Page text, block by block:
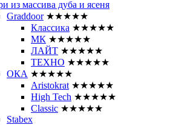
из массива дуба и ясеня
Graddoor ★★★★★
Классика ★★★★★
МК ★★★★★
ЛАЙТ ★★★★★
ТЕХНО ★★★★★
ОКА ★★★★★
Aristokrat ★★★★★
High Tech ★★★★★
Classic ★★★★★
Stabex